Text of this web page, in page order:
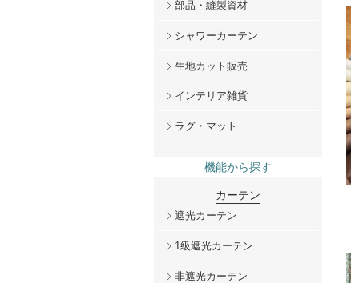
部品・縫製資材
シャワーカーテン
生地カット販売
インテリア雑貨
ラグ・マット
機能から探す
カーテン
遮光カーテン
1級遮光カーテン
非遮光カーテン